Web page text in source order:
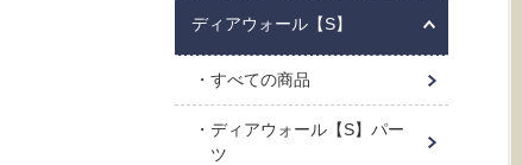
ディアウォール【S】
すべての商品
ディアウォール【S】パー
ツ